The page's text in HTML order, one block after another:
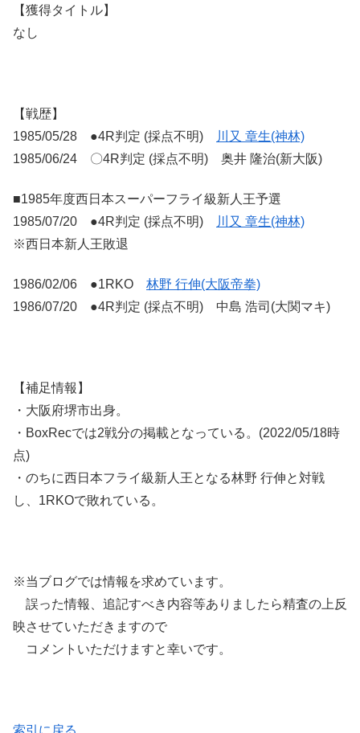
【獲得タイトル】
なし
【戦歴】
1985/05/28 ●4R判定 (採点不明)
川又 章生(神林)
1985/06/24 〇4R判定 (採点不明) 奥井 隆治(新大阪)
■1985年度西日本スーパーフライ級新人王予選
1985/07/20 ●4R判定 (採点不明)
川又 章生(神林)
※西日本新人王敗退
1986/02/06 ●1RKO 林野 行伸(大阪帝拳)
1986/07/20 ●4R判定 (採点不明) 中島 浩司(大関マキ)
【補足情報】
・大阪府堺市出身。
・BoxRecでは2戦分の掲載となっている。(2022/05/18時
点)
・のちに西日本フライ級新人王となる林野 行伸と対戦
し、1RKOで敗れている。
※当ブログでは情報を求めています。
誤った情報、追記すべき内容等ありましたら精査の上反
映させていただきますので
コメントいただけますと幸いです。
索引に戻る